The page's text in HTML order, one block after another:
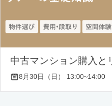
中古マンション購入と
8月30日（日） 13:00~14:00